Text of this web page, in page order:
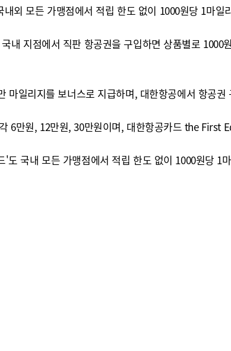
외 모든 가맹점에서 적립 한도 없이 1000원당 1마일
내 지점에서 직판 항공권을 구입하면 상품별로
마일리지를 보너스로 지급하며, 대한항공에서 항공
6만원, 12만원, 30만원이며, 대한항공카드 the First
도 국내 모든 가맹점에서 적립 한도 없이 1000원당 1